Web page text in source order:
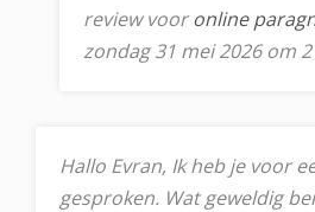
review vooronline
zondag 31 mei 2026 om
Hallo Evran, Ik heb je voor
gesproken. Wat geweldig